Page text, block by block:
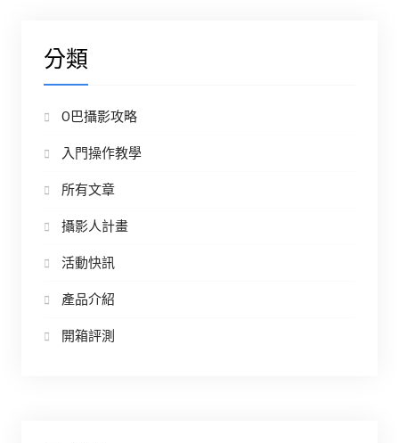
分類
O巴攝影攻略
入門操作教學
所有文章
攝影人計畫
活動快訊
產品介紹
開箱評測